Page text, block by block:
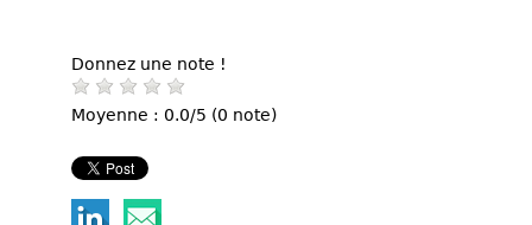
Donnez une note !
Moyenne : 0.0/5 (0 note)